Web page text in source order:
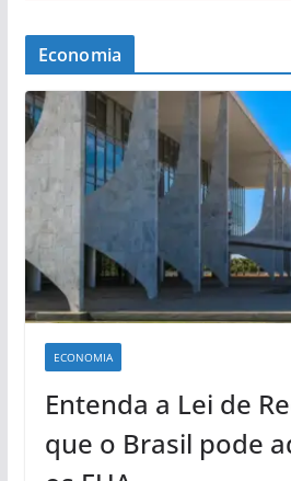
Economia
ECONOMIA
Entenda a Lei de
que o Brasil pode